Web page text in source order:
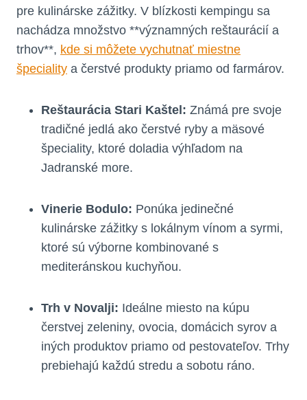
pre kulinárske zážitky. V blízkosti kempingu sa
nachádza množstvo **významných reštaurácií a
trhov**, kde si môžete vychutnať miestne
špeciality a čerstvé produkty priamo od farmárov.
Reštaurácia Stari Kaštel: Známá pre svoje
tradičné jedlá ako čerstvé ryby a mäsové
špeciality, ktoré doladia výhľadom na
Jadranské more.
Vinerie Bodulo: Ponúka jedinečné
kulinárske zážitky s lokálnym vínom a syrmi,
ktoré sú výborne kombinované s
mediteránskou kuchyňou.
Trh v Novalji: Ideálne miesto na kúpu
čerstvej zeleniny, ovocia, domácich syrov a
iných produktov priamo od pestovateľov. Trhy
prebiehajú každú stredu a sobotu ráno.